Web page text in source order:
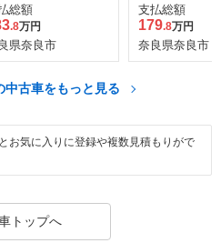
総額
.8万円
県奈良市
支払総額
179.8万円
奈良県奈良市
中古車をもっと見る
お気に入りに登録や複数見積もりがで
トップへ